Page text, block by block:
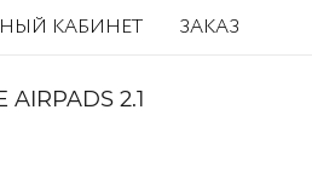
КАБИНЕТ ЗАКАЗ
2.1